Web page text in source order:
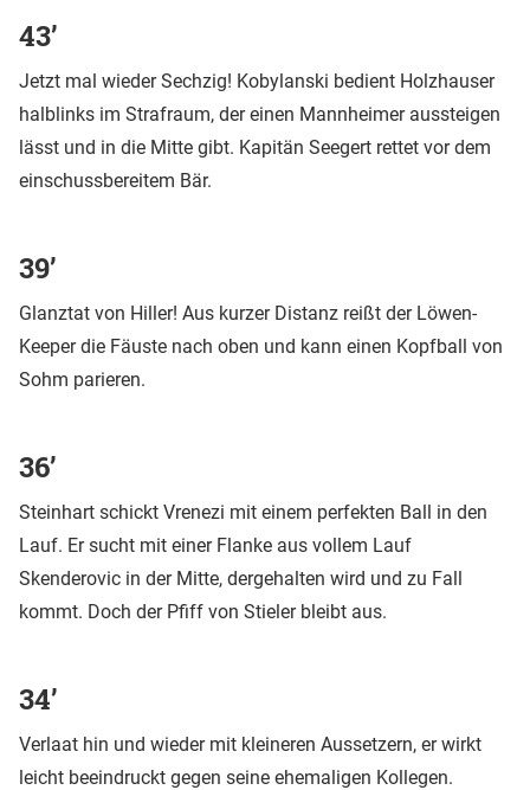
43’
Jetzt mal wieder Sechzig! Kobylanski bedient Holzhauser
halblinks im Strafraum, der einen Mannheimer aussteigen
lässt und in die Mitte gibt. Kapitän Seegert rettet vor dem
einschussbereitem Bär.
39’
Glanztat von Hiller! Aus kurzer Distanz reißt der Löwen-
Keeper die Fäuste nach oben und kann einen Kopfball von
Sohm parieren.
36’
Steinhart schickt Vrenezi mit einem perfekten Ball in den
Lauf. Er sucht mit einer Flanke aus vollem Lauf
Skenderovic in der Mitte, dergehalten wird und zu Fall
kommt. Doch der Pfiff von Stieler bleibt aus.
34’
Verlaat hin und wieder mit kleineren Aussetzern, er wirkt
leicht beeindruckt gegen seine ehemaligen Kollegen.